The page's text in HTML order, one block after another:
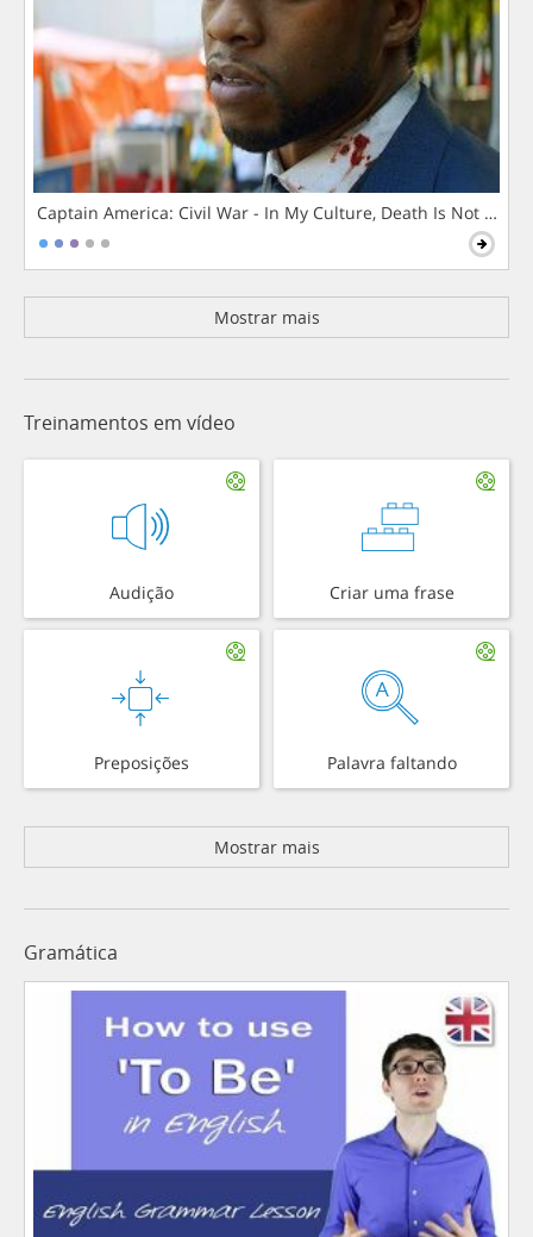
Captain America: Civil War - In My Culture, Death Is Not The
Mostrar mais
Treinamentos em vídeo
Audição Criar uma frase
Preposições Palavra faltando
Mostrar mais
Gramática